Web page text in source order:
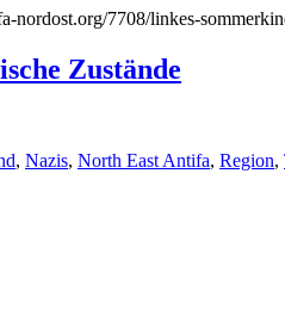
nordost.org/7708/linkes-
Zustände
, Nazis, North East Antifa, Region,